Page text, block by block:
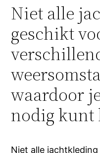
Niet alle
geschikt
waardoor
nodig kunt
Niet alle